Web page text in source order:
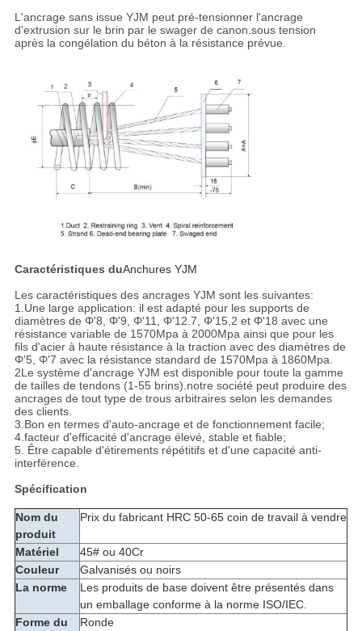
L'ancrage sans issue YJM peut pré-tensionner l'ancrage
d'extrusion sur le brin par le swager de canon.sous tension
après la congélation du béton à la résistance prévue.
Caractéristiques duAnchures YJM
Les caractéristiques des ancrages YJM sont les suivantes:
1.Une large application: il est adapté pour les supports de
diamètres de Φ'8, Φ'9, Φ'11, Φ'12.7, Φ'15,2 et Φ'18 avec une
résistance variable de 1570Mpa à 2000Mpa ainsi que pour les
fils d'acier à haute résistance à la traction avec des diamètres de
Φ'5, Φ'7 avec la résistance standard de 1570Mpa à 1860Mpa.
2Le système d'ancrage YJM est disponible pour toute la gamme
de tailles de tendons (1-55 brins).notre société peut produire des
ancrages de tout type de trous arbitraires selon les demandes
des clients.
3.Bon en termes d'auto-ancrage et de fonctionnement facile;
4.facteur d'efficacité d'ancrage élevé, stable et fiable;
5. Être capable d'étirements répétitifs et d'une capacité anti-
interférence.
Spécification
Nom du
produit
Prix du fabricant HRC 50-65 coin de travail à vendre
Matériel
45# ou 40Cr
Couleur
Galvanisés ou noirs
La norme
Les produits de base doivent être présentés dans
un emballage conforme à la norme ISO/IEC.
Forme du
Ronde